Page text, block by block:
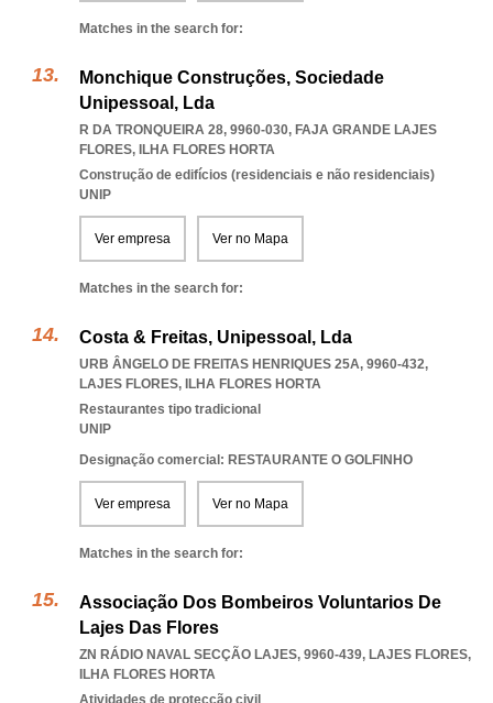
Matches in the search for:
Monchique Construções, Sociedade
Unipessoal, Lda
R DA TRONQUEIRA 28, 9960-030, FAJA GRANDE LAJES
FLORES, ILHA FLORES HORTA
Construção de edifícios (residenciais e não residenciais)
UNIP
Ver empresa Ver no Mapa
Matches in the search for:
Costa & Freitas, Unipessoal, Lda
URB ÂNGELO DE FREITAS HENRIQUES 25A, 9960-432,
LAJES FLORES, ILHA FLORES HORTA
Restaurantes tipo tradicional
UNIP
Designação comercial: RESTAURANTE O GOLFINHO
Ver empresa Ver no Mapa
Matches in the search for:
Associação Dos Bombeiros Voluntarios De
Lajes Das Flores
ZN RÁDIO NAVAL SECÇÃO LAJES, 9960-439, LAJES FLORES,
ILHA FLORES HORTA
Atividades de protecção civil